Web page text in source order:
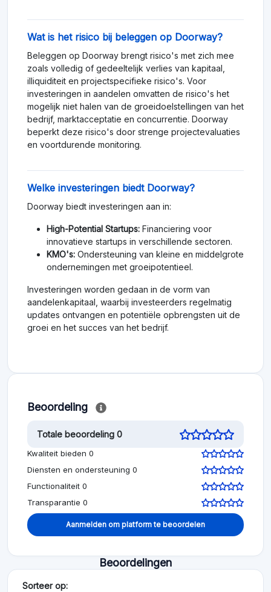
Wat is het risico bij beleggen op Doorway?
Beleggen op Doorway brengt risico's met zich mee
zoals volledig of gedeeltelijk verlies van kapitaal,
illiquiditeit en projectspecifieke risico's. Voor
investeringen in aandelen omvatten de risico's het
mogelijk niet halen van de groeidoelstellingen van het
bedrijf, marktacceptatie en concurrentie. Doorway
beperkt deze risico's door strenge projectevaluaties
en voortdurende monitoring.
Welke investeringen biedt Doorway?
Doorway biedt investeringen aan in:
High-Potential Startups: Financiering voor
innovatieve startups in verschillende sectoren.
KMO's: Ondersteuning van kleine en middelgrote
ondernemingen met groeipotentieel.
Investeringen worden gedaan in de vorm van
aandelenkapitaal, waarbij investeerders regelmatig
updates ontvangen en potentiële opbrengsten uit de
groei en het succes van het bedrijf.
Beoordeling
Totale beoordeling 0
Kwaliteit bieden 0
Diensten en ondersteuning 0
Functionaliteit 0
Transparantie 0
Aanmelden om platform te beoordelen
Beoordelingen
Sorteer op: